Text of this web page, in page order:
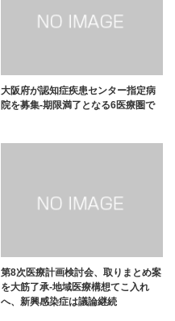
大阪府が認知症疾患センター指定病
院を募集-期限満了となる6医療圏で
第8次医療計画検討会、取りまとめ案
を大筋了承-地域医療構想てこ入れ
へ、新興感染症は議論継続